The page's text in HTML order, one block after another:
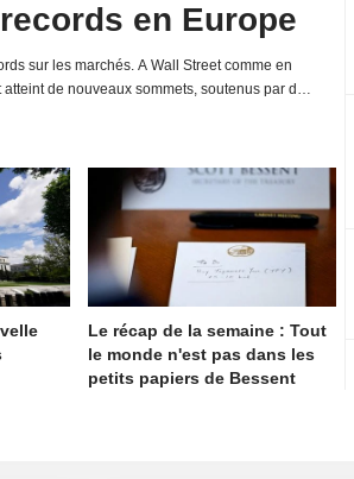
en Europe
sur les marchés. A Wall Street comme en
de nouveaux sommets, soutenus par de
Le récap de la semaine : Tout
le monde n'est pas dans les
petits papiers de Bessent